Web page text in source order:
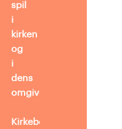
spil
i
kirken
og
i
dens
omgivelser.
Kirkebesøg